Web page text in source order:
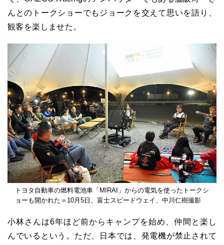
んとのトークショーでもジョークを交えて思いを語り、
観客を楽しませた。
トヨタ自動車の燃料電池車「MIRAI」からの電気を使ったトークシ
ョーも開かれた＝10月5日、富士スピードウェイ、中川仁樹撮影
小林さんは6年ほど前からキャンプを始め、仲間と楽し
んでいるという。ただ、日本では、発電機が禁止されて